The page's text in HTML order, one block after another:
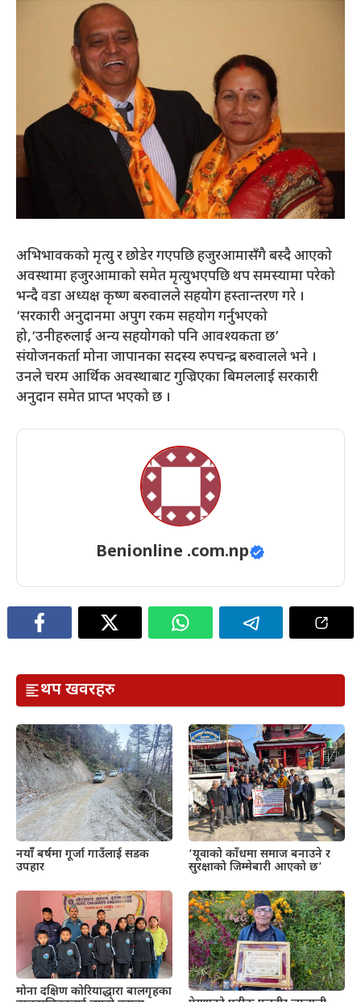
अभिभावकको मृत्यु र छोडेर गएपछि हजुरआमासँगै बस्दै आएको
अवस्थामा हजुरआमाको समेत मृत्युभएपछि थप समस्यामा परेको
भन्दै वडा अध्यक्ष कृष्ण बरुवालले सहयोग हस्तान्तरण गरे ।
‘सरकारी अनुदानमा अपुग रकम सहयोग गर्नुभएको
हो,‘उनीहरुलाई अन्य सहयोगको पनि आवश्यकता छ’
संयोजनकर्ता मोना जापानका सदस्य रुपचन्द्र बरुवालले भने ।
उनले चरम आर्थिक अवस्थाबाट गुज्रिएका बिमललाई सरकारी
अनुदान समेत प्राप्त भएको छ ।
Benionline .com.np
थप खवरहरु
नयाँँ बर्षमा गूर्जा गाउँलाई सडक
उपहार
‘यूवाको काँधमा समाज बनाउने र
सुरक्षाको जिम्मेबारी आएको छ’
मोना दक्षिण कोरियाद्धारा बालगृहका